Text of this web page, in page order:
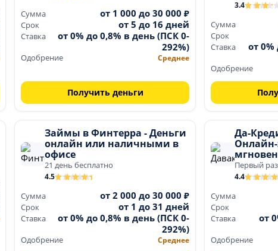
Сумма от 1 000 до 30 000 ₽
Срок от 5 до 16 дней
Ставка
от 0% до 0,8% в день (ПСК 0-
292%)
Одобрение Среднее
Получить деньги
3.4
Сумма
Срок
Ставка
от
Одобрение
Займы в Финтерра - Деньги
онлайн или наличными в
офисе
21 день бесплатно
4.5
Сумма от 2 000 до 30 000 ₽
Срок от 1 до 31 дней
Ставка
от 0% до 0,8% в день (ПСК 0-
292%)
Одобрение Среднее
Да-
Первый
4.4
Сумма
Срок
Ставка
от
Одобрение